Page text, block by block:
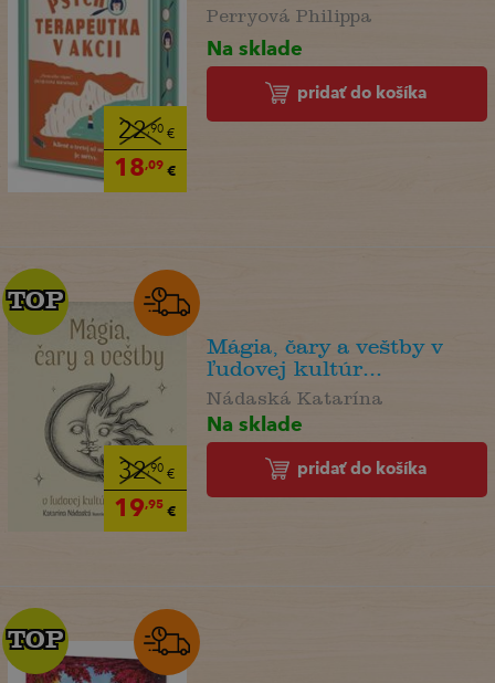
22,90€
18,09€
Perryová Philippa
Na sklade
pridať do košíka
32,90€
19,95€
TOP
TOP
Mágia, čary a veštby v
ľudovej kultúr...
Nádaská Katarína
Na sklade
pridať do košíka
TOP
TOP